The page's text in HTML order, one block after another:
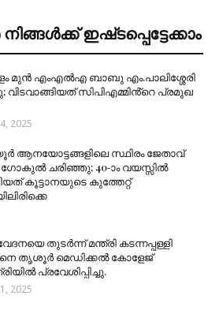
ഇഷ്‌‌ടപ്പെട്ടേക്കാം
മുൻ എംഎൽഎ ബാബു എം.പാലിശ്ശേരി
വിടവാങ്ങിയത് സിപിഎമ്മിൻ്റെ പ്രമുഖ
2025
ആനയോട്ടങ്ങളിലെ സ്ഥിരം ജേതാവ്
ചരിഞ്ഞു; 40-ാം വയസ്സിൽ
കൂട്ടാനയുടെ കുത്തേറ്റ്
തുടർന്ന് മന്ത്രി കടന്നപ്പള്ളി
തൃശൂർ മെഡിക്കൽ കോളേജ്
പ്രവേശിപ്പിച്ചു.
2025